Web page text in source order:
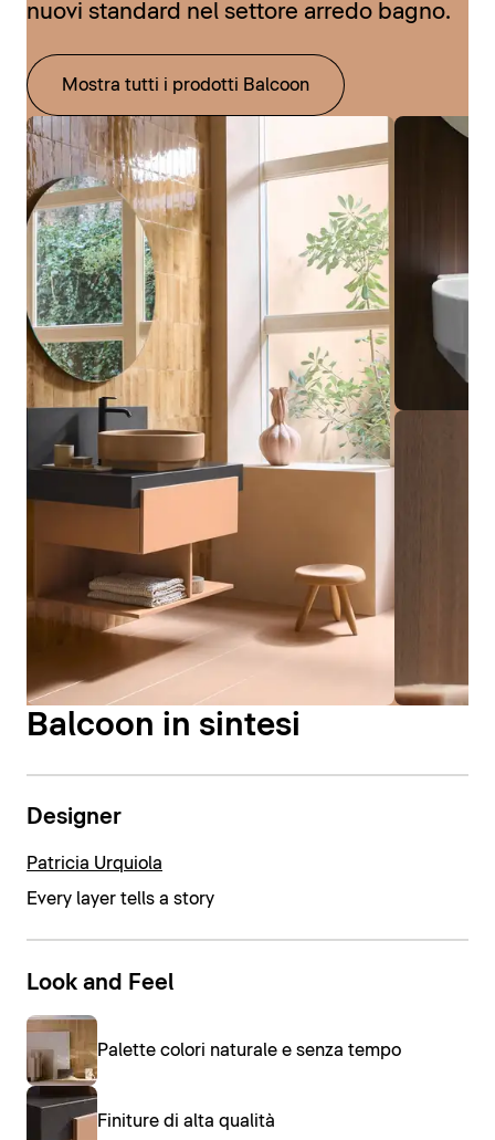
nuovi standard nel settore arredo bagno.
Mostra tutti i prodotti Balcoon
Balcoon in sintesi
Designer
Patricia Urquiola
Every layer tells a story
Look and Feel
Palette colori naturale e senza tempo
Finiture di alta qualità